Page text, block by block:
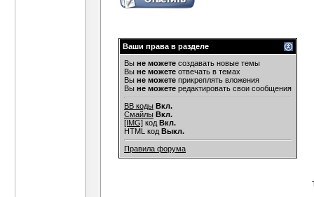
Ваши права в разделе
Вы не можете создавать новые темы
Вы не можете отвечать в темах
Вы не можете прикреплять вложения
Вы не можете редактировать свои сообщения
BB коды Вкл.
Смайлы Вкл.
[IMG] код Вкл.
HTML код Выкл.
Правила форума